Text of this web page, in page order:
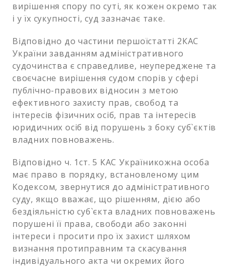
вирішення спору по суті, як кожен окремо так
і у їх сукупності, суд зазначає таке.
Відповідно до частини першоїстатті 2КАС
України завданням адміністративного
судочинства є справедливе, неупереджене та
своєчасне вирішення судом спорів у сфері
публічно-правових відносин з метою
ефективного захисту прав, свобод та
інтересів фізичних осіб, прав та інтересів
юридичних осіб від порушень з боку суб`єктів
владних повноважень.
Відповідно ч. 1ст. 5 КАС Україникожна особа
має право в порядку, встановленому цим
Кодексом, звернутися до адміністративного
суду, якщо вважає, що рішенням, дією або
бездіяльністю суб`єкта владних повноважень
порушені її права, свободи або законні
інтереси і просити про їх захист шляхом
визнання протиправним та скасування
індивідуального акта чи окремих його